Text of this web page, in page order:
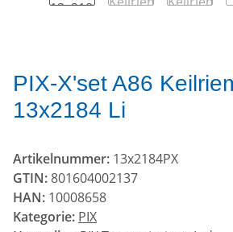
PIX-X'set A86
13x2184 Li
Artikelnummer: 13x2184PX
GTIN:801604002137
HAN: 10008658
Kategorie: PIX